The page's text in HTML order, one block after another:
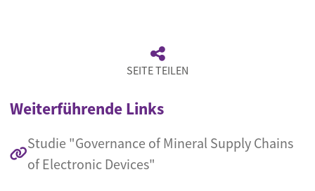
SEITE TEILEN
Weiterführende Links
Studie "Governance of Mineral Supply Chains
of Electronic Devices"